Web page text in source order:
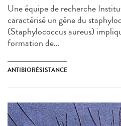
Une équipe de recherche
caractérisé un gène du
(Staphylococcus aureus)
formation de...
ANTIBIORÉSISTANCE